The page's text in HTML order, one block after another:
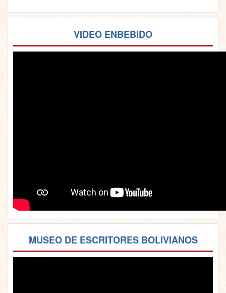
VIDEO ENBEBIDO
MUSEO DE ESCRITORES BOLIVIANOS